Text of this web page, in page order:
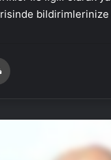
bildirimlerinize